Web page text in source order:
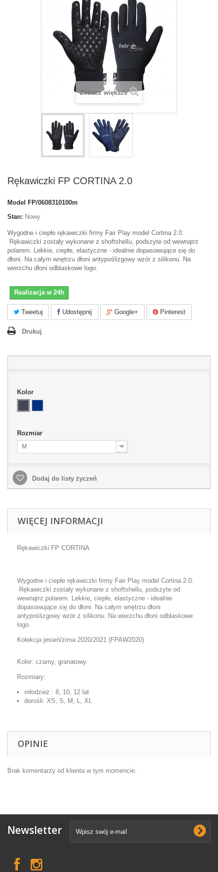
Zobacz większe
Rękawiczki FP CORTINA 2.0
Model
FP/0608310100m
Stan: Nowy
Wygodne i ciepłe rękawiczki firmy Fair Play model Cortina 2.0.
Rękawiczki zostały wykonane z shoftshellu, podszyte od wewnątrz
polarem. Lekkie, ciepłe, elastyczne - idealnie dopasowujące się do
dłoni. Na całym wnętrzu dłoni antypoślizgowy wzór z silikonu. Na
wierzchu dłoni odblaskowe logo.
Realizacja w 24h
Tweetuj Udostępnij Google+ Pinterest
Drukuj
Kolor
Rozmiar
M
Dodaj do listy życzeń
WIĘCEJ INFORMACJI
Rękawiczki FP CORTINA
Wygodne i ciepłe rękawiczki firmy Fair Play model Cortina 2.0.
Rękawiczki zostały wykonane z shoftshellu, podszyte od
wewnątrz polarem. Lekkie, ciepłe, elastyczne - idealnie
dopasowujące się do dłoni. Na całym wnętrzu dłoni
antypoślizgowy wzór z silikonu. Na wierzchu dłoni odblaskowe
logo.
Kolekcja jesień/zima 2020/2021 (FPAW2020)
Kolor: czarny, granatowy
Rozmiary:
młodzież : 8, 10, 12 lat
dorośli: XS, S, M, L, XL
OPINIE
Brak komentarzy od klienta w tym momencie.
Newsletter